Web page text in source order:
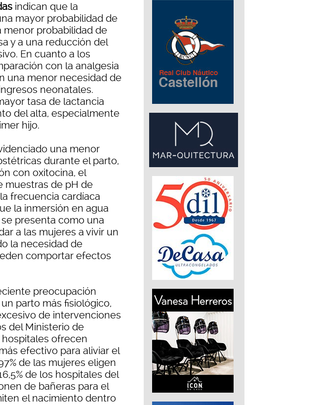
indican que la
mayor probabilidad de
menor probabilidad de
y a una reducción del
En cuanto a los
con la analgesia
una menor necesidad de
neonatales.
tasa de lactancia
del alta, especialmente
hijo.
una menor
durante el parto,
con oxitocina, el
muestras de pH de
frecuencia cardíaca
la inmersión en agua
presenta como una
a las mujeres a vivir un
la necesidad de
comportar efectos
preocupación
parto más fisiológico,
de intervenciones
del Ministerio de
ofrecen
efectivo para aliviar el
de las mujeres eligen
de los hospitales del
de bañeras para el
el nacimiento dentro